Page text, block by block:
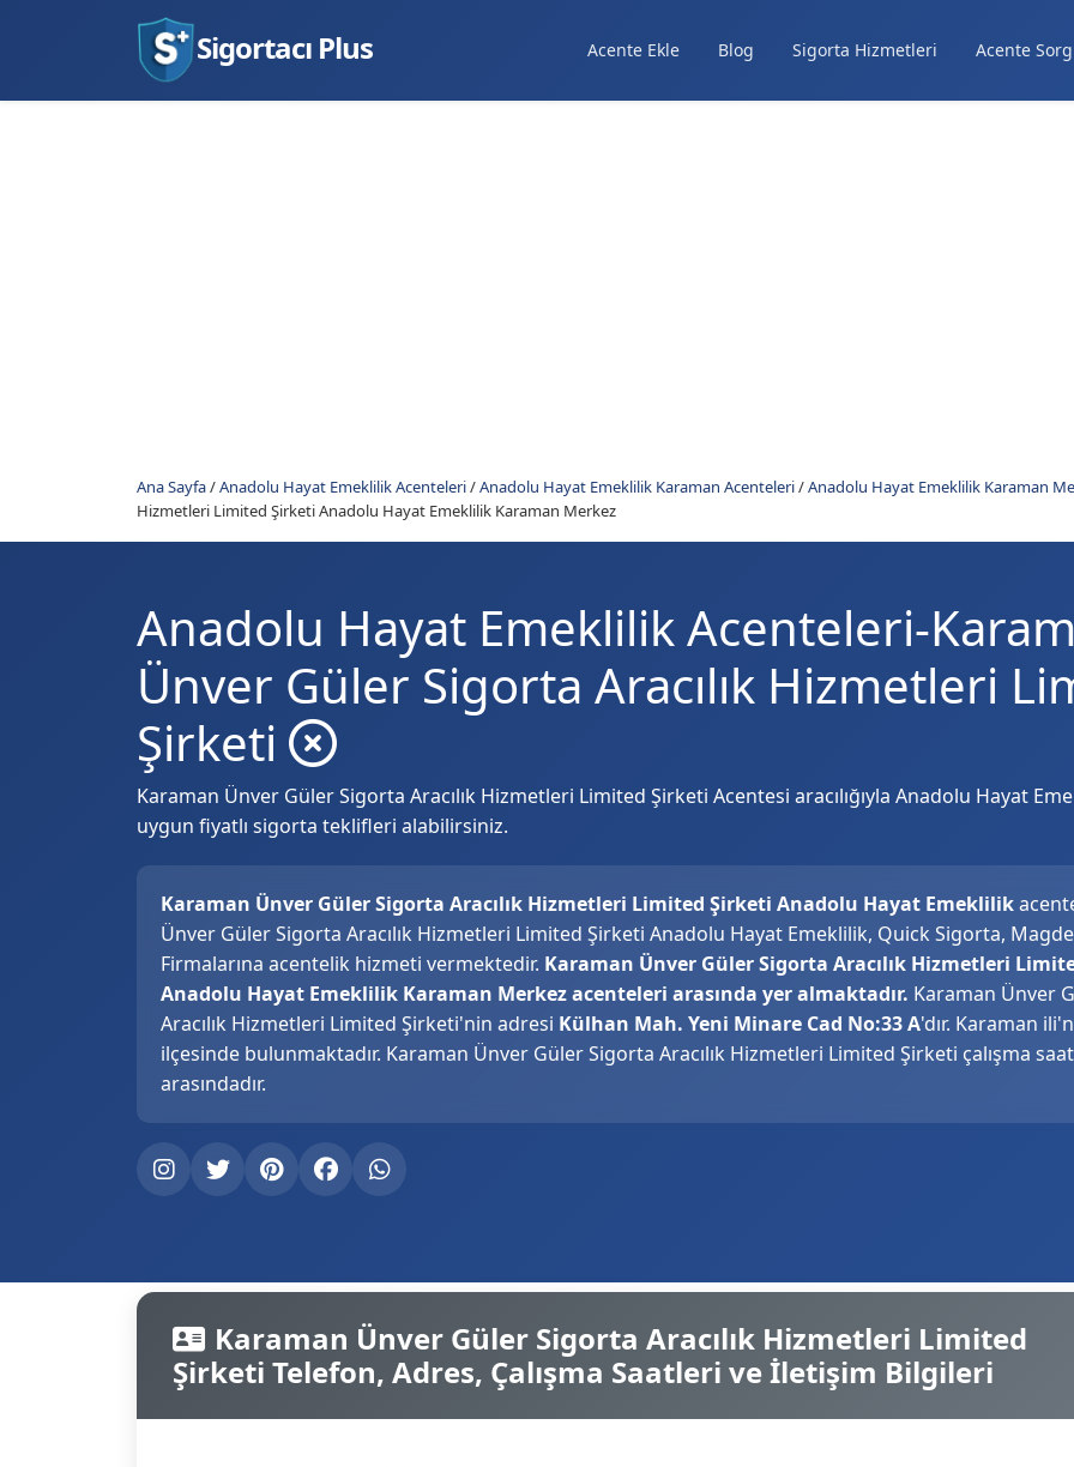
Sigortacı Plus Acente Ekle Blog Sigorta Hizmetleri Acente
Ana Sayfa/Anadolu Hayat Emeklilik Acenteleri/Anadolu Hayat Emeklilik Karaman Acenteleri/Anadolu Hayat Emeklilik Karaman
Hizmetleri Limited Şirketi Anadolu Hayat Emeklilik Karaman Merkez
Anadolu Hayat Emeklilik Acenteleri-
Ünver Güler Sigorta Aracılık Hizmetleri
Şirketi
Karaman Ünver Güler Sigorta Aracılık Hizmetleri Limited Şirketi Acentesi aracılığıyla Anadolu Hayat
uygun fiyatlı sigorta teklifleri alabilirsiniz.
Karaman Ünver Güler Sigorta Aracılık Hizmetleri Limited Şirketi Anadolu Hayat Emeklilik
Ünver Güler Sigorta Aracılık Hizmetleri Limited Şirketi Anadolu Hayat Emeklilik, Quick Sigorta,
Firmalarına acentelik hizmeti vermektedir. Karaman Ünver Güler Sigorta Aracılık Hizmetleri
Anadolu Hayat Emeklilik Karaman Merkez acenteleri arasında yer almaktadır. Karaman Ünver
Aracılık Hizmetleri Limited Şirketi'nin adresi Külhan Mah. Yeni Minare Cad No:33 A'dır. Karaman
ilçesinde bulunmaktadır. Karaman Ünver Güler Sigorta Aracılık Hizmetleri Limited Şirketi çalışma
arasındadır.
Karaman Ünver Güler Sigorta Aracılık Hizmetleri Limited
Şirketi Telefon, Adres, Çalışma Saatleri ve İletişim Bilgileri